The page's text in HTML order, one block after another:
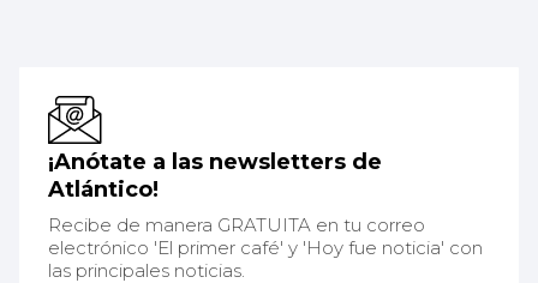
¡Anótate a las newsletters de
Atlántico!
Recibe de manera GRATUITA en tu correo
electrónico 'El primer café' y 'Hoy fue noticia' con
las principales noticias.